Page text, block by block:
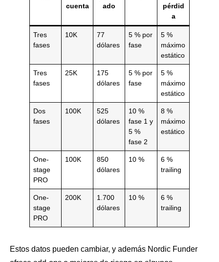
cuenta
ado
pérdid
a
Tres
fases
10K
77
dólares
5 % por
fase
5 %
máximo
estático
Tres
fases
25K
175
dólares
5 % por
fase
5 %
máximo
estático
Dos
fases
100K
525
dólares
10 %
fase 1 y
5 %
fase 2
8 %
máximo
estático
One-
stage
PRO
100K
850
dólares
10 %
6 %
trailing
One-
stage
PRO
200K
1.700
dólares
10 %
6 %
trailing
Estos datos pueden cambiar, y además Nordic Funder